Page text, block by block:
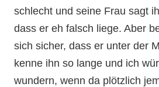
schlecht und seine Frau sagt
dass er eh falsch liege. Aber
sich sicher, dass er unter der
kenne ihn so lange und ich
wundern, wenn da plötzlich